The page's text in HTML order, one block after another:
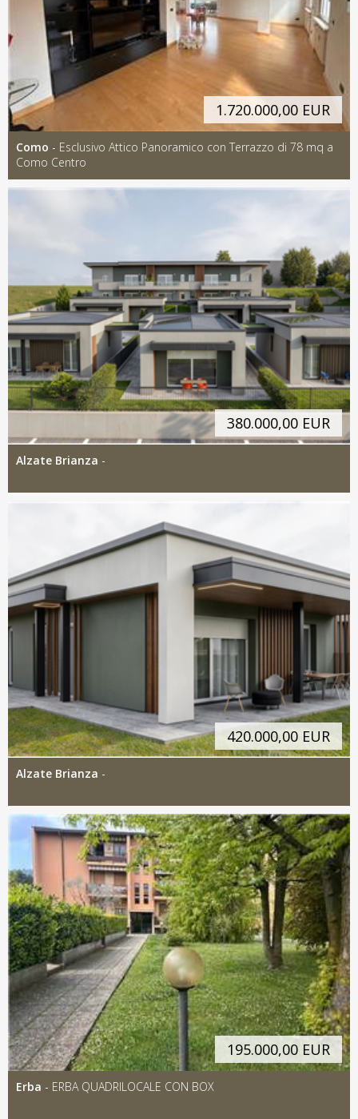
1.720.000,00 EUR
Como - Esclusivo Attico Panoramico con Terrazzo di 78 mq a
Como Centro
380.000,00 EUR
Alzate Brianza -
420.000,00 EUR
Alzate Brianza -
195.000,00 EUR
Erba - ERBA QUADRILOCALE CON BOX